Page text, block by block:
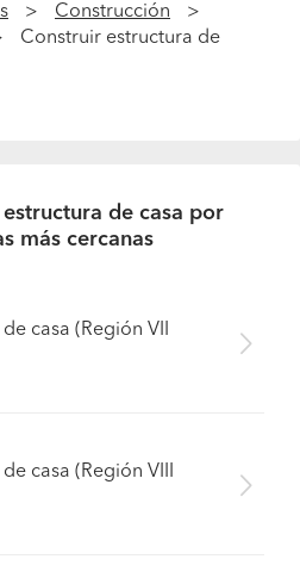
Construcción
Construir estructura de
de casa por
más cercanas
casa (Región VII
casa (Región VIII